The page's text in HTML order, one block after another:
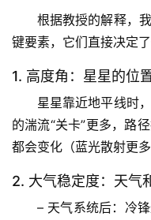
自
万
人
奥
根据教授的解释，
键要素，它们直接决定了
1. 高度角：星星的位
星星靠近地平线时
的湍流“关卡”更多，路
都会变化（蓝光散射更
2. 大气稳定度：天气
– 天气系统后：冷